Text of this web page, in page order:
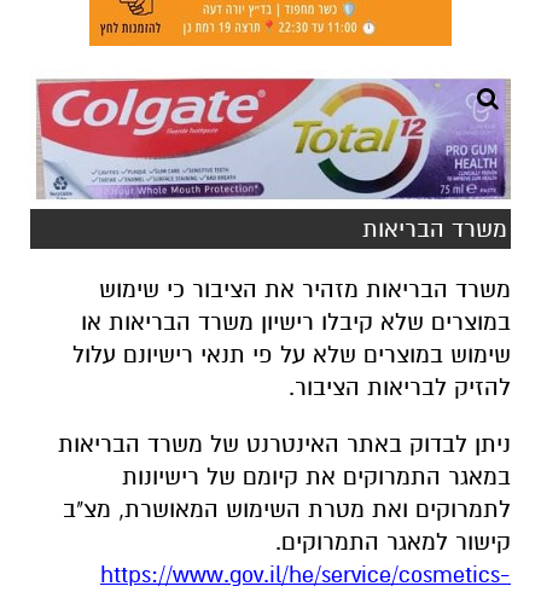
משרד הבריאות
משרד הבריאות מזהיר את הציבור כי שימוש
במוצרים שלא קיבלו רישיון משרד הבריאות או
שימוש במוצרים שלא על פי תנאי רישיונם עלול
ניתן לבדוק באתר האינטרנט של משרד הבריאות
במאגר התמרוקים את קיומם של רישיונות
לתמרוקים ואת מטרת השימוש המאושרת, מצ"ב
https://www.gov.il/he/service/cosmetics-
health-data
כמו כן, ניתן לבדוק האם התקבלה הודעה לפני